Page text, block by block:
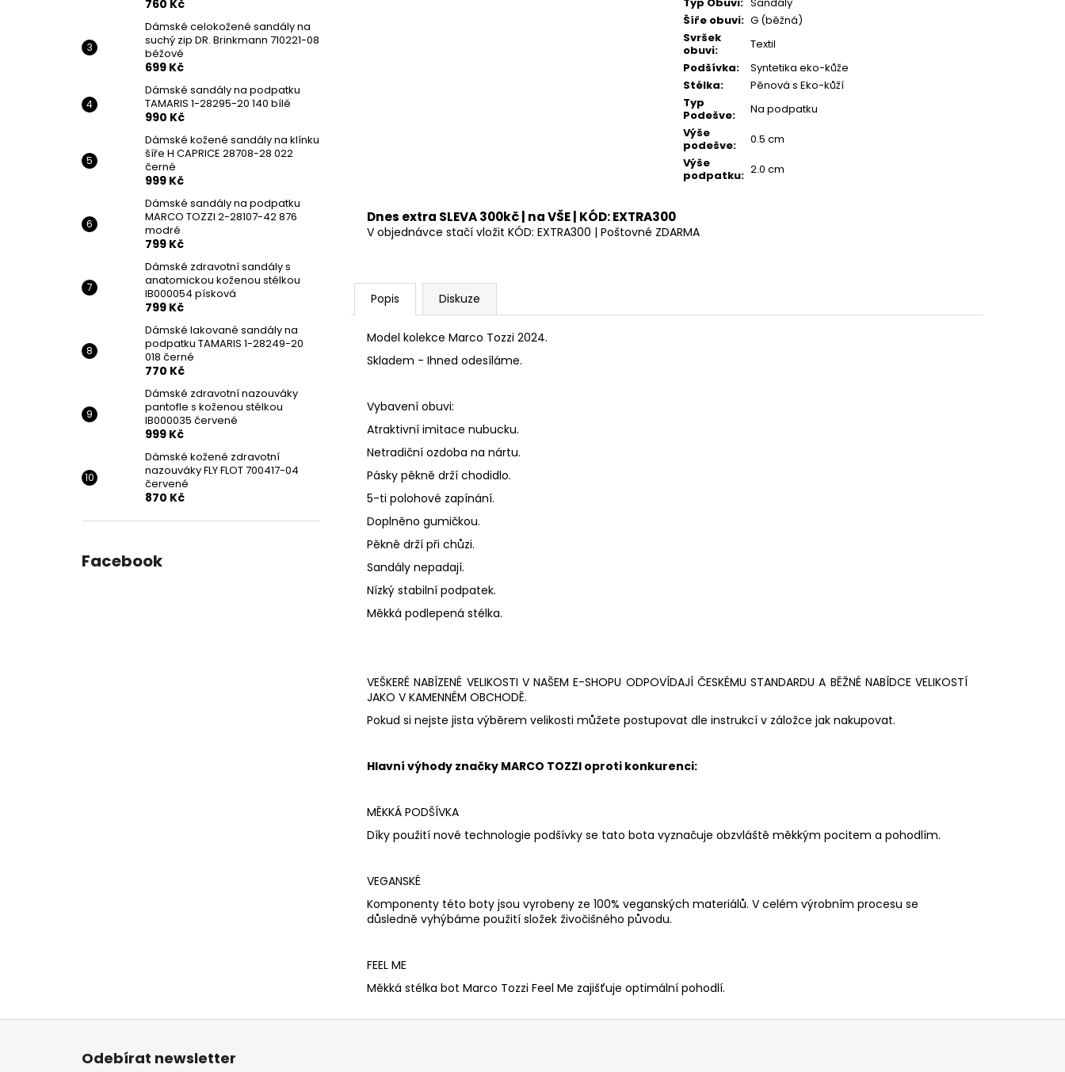
760 Kč
Dámské celokožené sandály na
suchý zip DR. Brinkmann 710221-08
béžové
699 Kč
Dámské sandály na podpatku
TAMARIS 1-28295-20 140 bílé
990 Kč
Dámské kožené sandály na klínku
šíře H CAPRICE 28708-28 022
černé
999 Kč
Dámské sandály na podpatku
MARCO TOZZI 2-28107-42 876
modré
799 Kč
Dámské zdravotní sandály s
anatomickou koženou stélkou
IB000054 písková
799 Kč
Dámské lakované sandály na
podpatku TAMARIS 1-28249-20
018 černé
770 Kč
Dámské zdravotní nazouváky
pantofle s koženou stélkou
IB000035 červené
999 Kč
Dámské kožené zdravotní
nazouváky FLY FLOT 700417-04
červené
870 Kč
Facebook
Šíře obuvi: G (běžná)
Svršek
obuvi:
Textil
Podšívka:
Syntetika eko-kůže
Stélka:
Pěnová s Eko-kůží
Typ
Podešve:
Na podpatku
Výše
podešve:
0.5 cm
Výše
podpatku: 2.0 cm
Dnes extra SLEVA 300kč | na VŠE | KÓD: EXTRA300
V objednávce stačí vložit KÓD: EXTRA300 | Poštovné ZDARMA
Popis Diskuze
Model kolekce Marco Tozzi 2024.
Skladem - Ihned odesíláme.
Vybavení obuvi:
Atraktivní imitace nubucku.
Netradiční ozdoba na nártu.
Pásky pěkně drží chodidlo.
5-ti polohové zapínání.
Doplněno gumičkou.
Pěkně drží při chůzi.
Sandály nepadají.
Nízký stabilní podpatek.
Měkká podlepená stélka.
VEŠKERÉ NABÍZENÉ VELIKOSTI V NAŠEM E-SHOPU ODPOVÍDAJÍ ČESKÉMU STANDARDU A BĚŽNÉ NABÍDCE VELIKOSTÍ
JAKO V KAMENNÉM OBCHODĚ.
Pokud si nejste jista výběrem velikosti můžete postupovat dle instrukcí v záložce jak nakupovat.
Hlavní výhody značky MARCO TOZZI oproti konkurenci:
MĚKKÁ PODŠÍVKA
Díky použití nové technologie podšívky se tato bota vyznačuje obzvláště měkkým pocitem a pohodlím.
VEGANSKÉ
Komponenty této boty jsou vyrobeny ze 100% veganských materiálů. V celém výrobním procesu se
důsledně vyhýbáme použití složek živočišného původu.
FEEL ME
Měkká stélka bot Marco Tozzi Feel Me zajišťuje optimální pohodlí.
Z
Odebírat newsletter